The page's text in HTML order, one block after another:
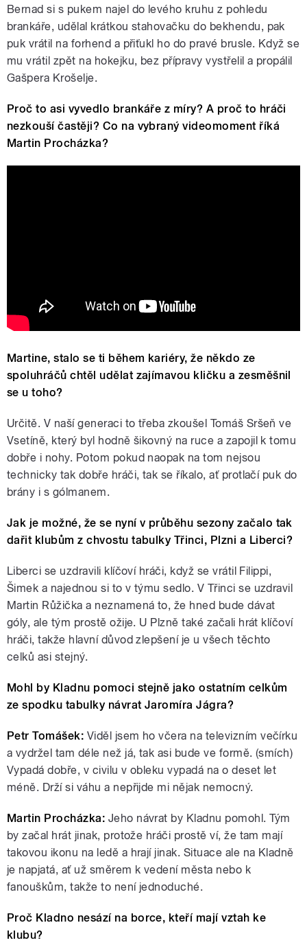
Bernad si s pukem najel do levého kruhu z pohledu
brankáře, udělal krátkou stahovačku do bekhendu, pak
puk vrátil na forhend a přiťukl ho do pravé brusle. Když se
mu vrátil zpět na hokejku, bez přípravy vystřelil a propálil
Gašpera Krošelje.
Proč to asi vyvedlo brankáře z míry? A proč to hráči
nezkouší častěji? Co na vybraný videomoment říká
Martin Procházka?
Martine, stalo se ti během kariéry, že někdo ze
spoluhráčů chtěl udělat zajímavou kličku a zesměšnil
se u toho?
Určitě. V naší generaci to třeba zkoušel Tomáš Sršeň ve
Vsetíně, který byl hodně šikovný na ruce a zapojil k tomu
dobře i nohy. Potom pokud naopak na tom nejsou
technicky tak dobře hráči, tak se říkalo, ať protlačí puk do
brány i s gólmanem.
Jak je možné, že se nyní v průběhu sezony začalo tak
dařit klubům z chvostu tabulky Třinci, Plzni a Liberci?
Liberci se uzdravili klíčoví hráči, když se vrátil Filippi,
Šimek a najednou si to v týmu sedlo. V Třinci se uzdravil
Martin Růžička a neznamená to, že hned bude dávat
góly, ale tým prostě ožije. U Plzně také začali hrát klíčoví
hráči, takže hlavní důvod zlepšení je u všech těchto
celků asi stejný.
Mohl by Kladnu pomoci stejně jako ostatním celkům
ze spodku tabulky návrat Jaromíra Jágra?
Petr Tomášek: Viděl jsem ho včera na televizním večírku
a vydržel tam déle než já, tak asi bude ve formě. (smích)
Vypadá dobře, v civilu v obleku vypadá na o deset let
méně. Drží si váhu a nepřijde mi nějak nemocný.
Martin Procházka: Jeho návrat by Kladnu pomohl. Tým
by začal hrát jinak, protože hráči prostě ví, že tam mají
takovou ikonu na ledě a hrají jinak. Situace ale na Kladně
je napjatá, ať už směrem k vedení města nebo k
fanouškům, takže to není jednoduché.
Proč Kladno nesází na borce, kteří mají vztah ke
klubu?